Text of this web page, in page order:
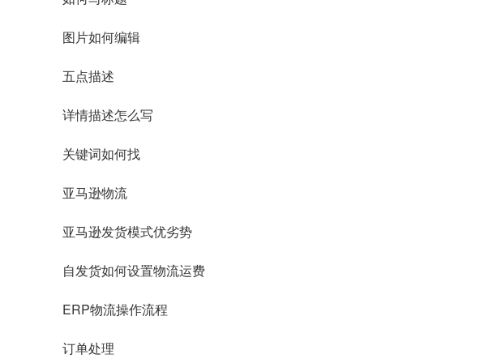
图片如何编辑
五点描述
详情描述怎么写
关键词如何找
亚马逊物流
亚马逊发货模式优劣势
自发货如何设置物流运费
ERP物流操作流程
订单处理